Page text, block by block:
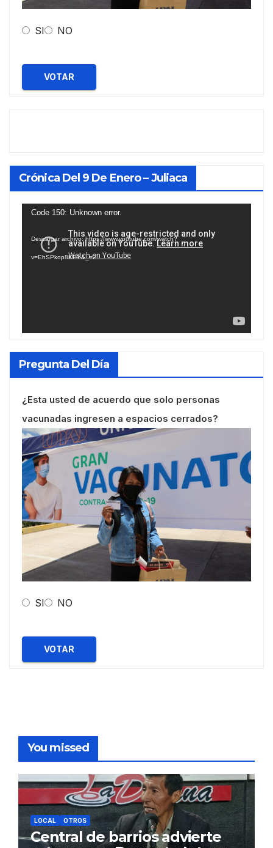
SI NO
VOTAR
Crónica Del 9 De Enero – Juliaca
Reproductor
vídeo
Code 150: Unknown error.
Descargar archivo: https://www.youtube.com/watch?
v=EhSPkop8KPY&_=2
Pregunta Del Día
¿Esta usted de acuerdo que solo personas
vacunadas ingresen a espacios cerrados?
SI NO
VOTAR
You missed
LOCAL OTROS
Central de barrios advierte